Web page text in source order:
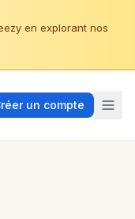
en explorant nos
un compte